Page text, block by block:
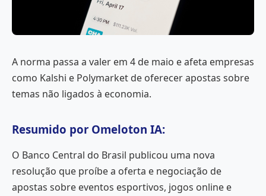
A norma passa a valer em 4 de maio e afeta empresas
como Kalshi e Polymarket de oferecer apostas sobre
temas não ligados à economia.
Resumido por Omeloton IA:
O Banco Central do Brasil publicou uma nova
resolução que proíbe a oferta e negociação de
apostas sobre eventos esportivos, jogos online e